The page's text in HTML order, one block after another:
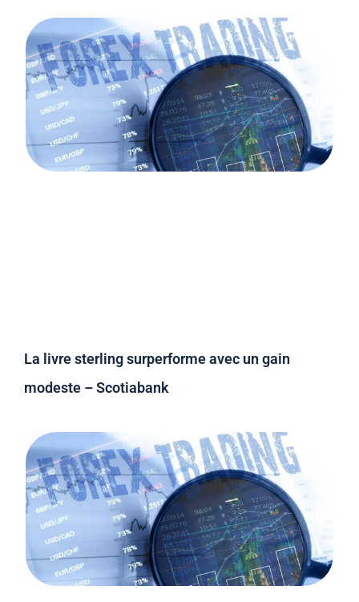
La livre sterling surperforme avec un gain
modeste – Scotiabank